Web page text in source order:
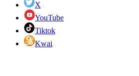
X
YouTube
Tiktok
Kwai